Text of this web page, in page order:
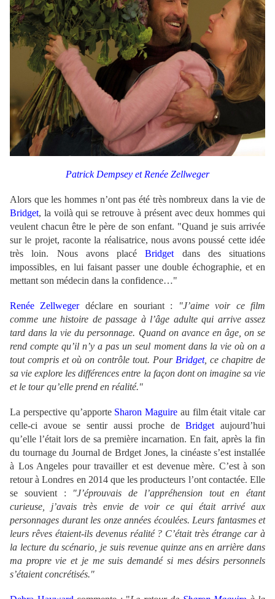
Patrick Dempsey et Renée Zellweger
Alors que les hommes n’ont pas été très nombreux dans la vie de
Bridget, la voilà qui se retrouve à présent avec deux hommes qui
veulent chacun être le père de son enfant. "Quand je suis arrivée
sur le projet, raconte la réalisatrice, nous avons poussé cette idée
très loin. Nous avons placéBridget dans des situations
impossibles, en lui faisant passer une double échographie, et en
mettant son médecin dans la confidence…"
Renée Zellwegerdéclare en souriant :
"J’aime voir ce film
comme une histoire de passage à l’âge adulte qui arrive assez
tard dans la vie du personnage. Quand on avance en âge, on se
rend compte qu’il n’y a pas un seul moment dans la vie où on a
tout compris et où on contrôle tout. Pour Bridget, ce chapitre de
sa vie explore les différences entre la façon dont on imagine sa vie
et le tour qu’elle prend en réalité."
La perspective qu’apporte Sharon Maguire au film était vitale car
celle-ci avoue se sentir aussi proche deBridget aujourd’hui
qu’elle l’était lors de sa première incarnation. En fait, après la fin
du tournage du Journal de Brdget Jones, la cinéaste s’est installée
à Los Angeles pour travailler et est devenue mère. C’est à son
retour à Londres en 2014 que les producteurs l’ont contactée. Elle
se souvient :
"J’éprouvais de l’appréhension tout en étant
curieuse, j’avais très envie de voir ce qui était arrivé aux
personnages durant les onze années écoulées. Leurs fantasmes et
leurs rêves étaient-ils devenus réalité ? C’était très étrange car à
la lecture du scénario, je suis revenue quinze ans en arrière dans
ma propre vie et je me suis demandé si mes désirs personnels
s’étaient concrétisés."